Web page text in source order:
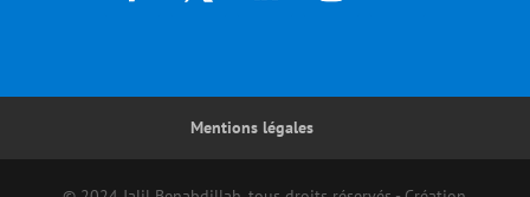
Mentions légales